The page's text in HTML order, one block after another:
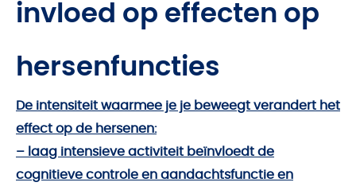
invloed op effecten op
hersenfuncties
De intensiteit waarmee je je beweegt verandert het
effect op de hersenen:
– laag intensieve activiteit beïnvloedt de
cognitieve controle en aandachtsfunctie en